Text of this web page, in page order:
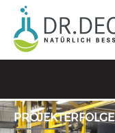
PROJEKTERFOLGE